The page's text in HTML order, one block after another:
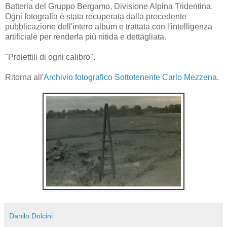
Batteria del Gruppo Bergamo, Divisione Alpina Tridentina.
Ogni fotografia è stata recuperata dalla precedente
pubblicazione dell'intero album e trattata con l'intelligenza
artificiale per renderla più nitida e dettagliata.
"Proiettili di ogni calibro".
Ritorna all'Archivio fotografico Sottotenente Carlo Mezzena.
Danilo Dolcini